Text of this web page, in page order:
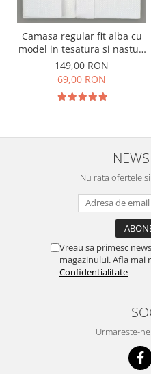
Camasa regular fit alba cu
model in tesatura si nasturi
ascunsi
149,00 RON
69,00 RON
Nu rata ofertele
Vreau sa primesc
magazinului. Afla mai
Confidentialitate
Urmareste-